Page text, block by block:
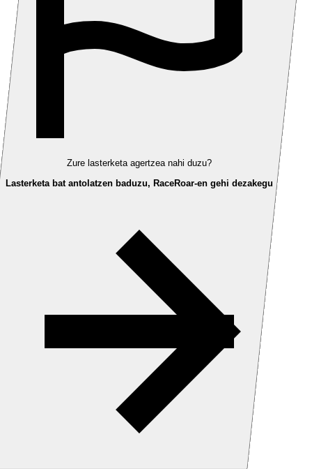
Zure lasterketa agertzea nahi duzu?
Lasterketa bat antolatzen baduzu, RaceRoar-en gehi dezakegu